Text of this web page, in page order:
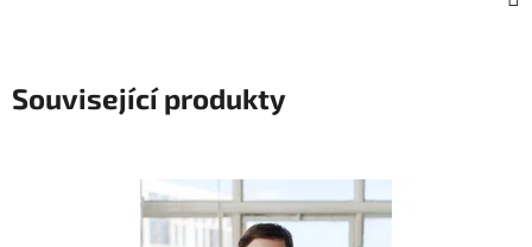
Související produkty